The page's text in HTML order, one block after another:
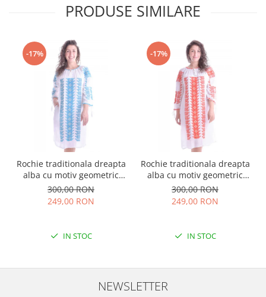
PRODUSE SIMILARE
-17%
Rochie traditionala dreapta
alba cu motiv geometric
albastru Tania
300,00 RON
249,00 RON
IN STOC
-17%
Rochie traditionala dreapta
alba cu motiv geometric
rosu Doina
300,00 RON
249,00 RON
IN STOC
NEWSLETTER